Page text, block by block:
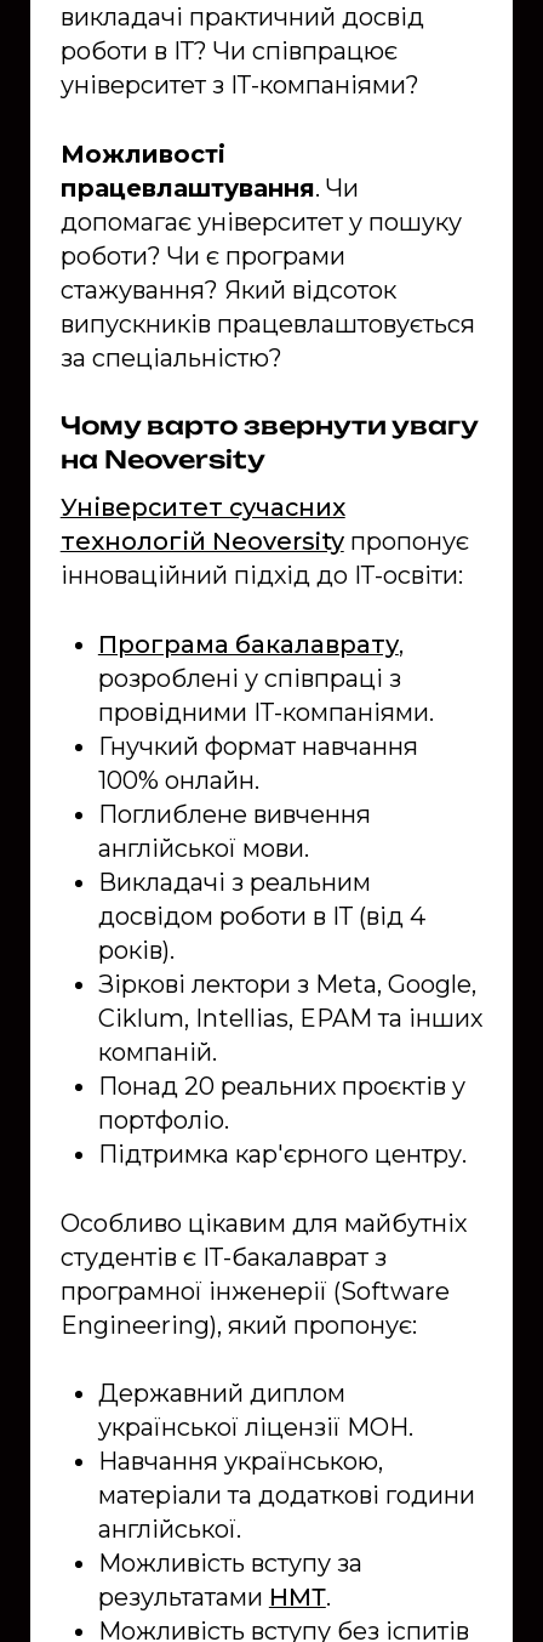
викладачі практичний досвід
роботи в ІТ? Чи співпрацює
університет з ІТ-компаніями?
Можливості
працевлаштування. Чи
допомагає університет у пошуку
роботи? Чи є програми
стажування? Який відсоток
випускників працевлаштовується
за спеціальністю?
Чому варто звернути увагу
на Neoversity
Університет сучасних
технологій Neoversityпропонує
інноваційний підхід до ІТ-освіти:
Програма бакалаврату,
розроблені у співпраці з
провідними ІТ-компаніями.
Гнучкий формат навчання
100% онлайн.
Поглиблене вивчення
англійської мови.
Викладачі з реальним
досвідом роботи в ІТ (від 4
років).
Зіркові лектори з Meta, Google,
Ciklum, Intellias, EPAM та інших
компаній.
Понад 20 реальних проєктів у
портфоліо.
Підтримка кар'єрного центру.
Особливо цікавим для майбутніх
студентів є ІТ-бакалаврат з
програмної інженерії (Software
Engineering), який пропонує:
Державний диплом
української ліцензії МОН.
Навчання українською,
матеріали та додаткові години
англійської.
Можливість вступу за
результатами НМТ.
Можливість вступу без іспитів